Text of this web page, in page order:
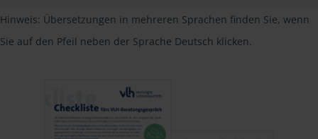
Hinweis: Übersetzungen in mehreren Sprachen finden Sie, wenn
Sie auf den Pfeil neben der Sprache Deutsch klicken.